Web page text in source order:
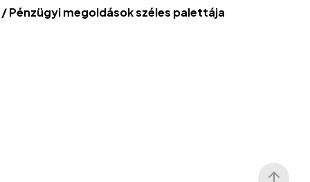
Pénzügyi megoldások széles palettája